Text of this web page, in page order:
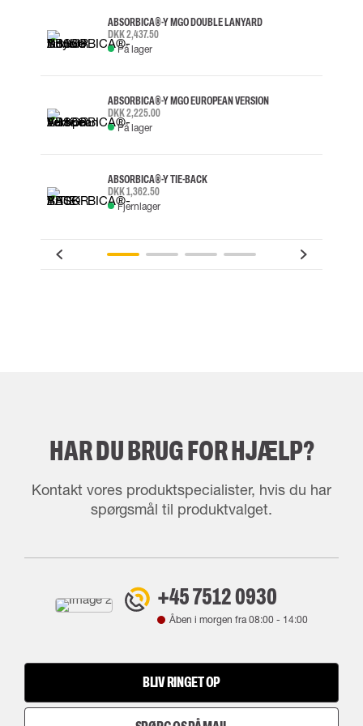
ABSORBICA®-Y MGO DOUBLE LANYARD
DKK 2,437.50
På lager
ABSORBICA®-Y MGO EUROPEAN VERSION
DKK 2,225.00
På lager
ABSORBICA®-Y TIE-BACK
DKK 1,362.50
Fjernlager
HAR DU BRUG FOR HJÆLP?
Kontakt vores produktspecialister, hvis du har
spørgsmål til produktvalget.
+45 7512 0930
Åben i morgen fra08:00 - 14:00
BLIV RINGET OP